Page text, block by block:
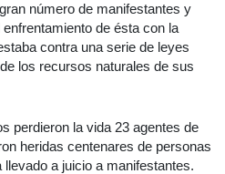
número de manifestantes y
de ésta con la
contra una serie de leyes
los recursos naturales de sus
perdieron la vida 23 agentes de
heridas centenares de personas
a juicio a manifestantes.